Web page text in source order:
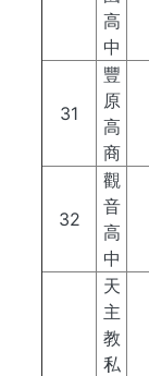
高
中
31
豐
原
高
商
32
觀
音
高
中
天
主
教
私